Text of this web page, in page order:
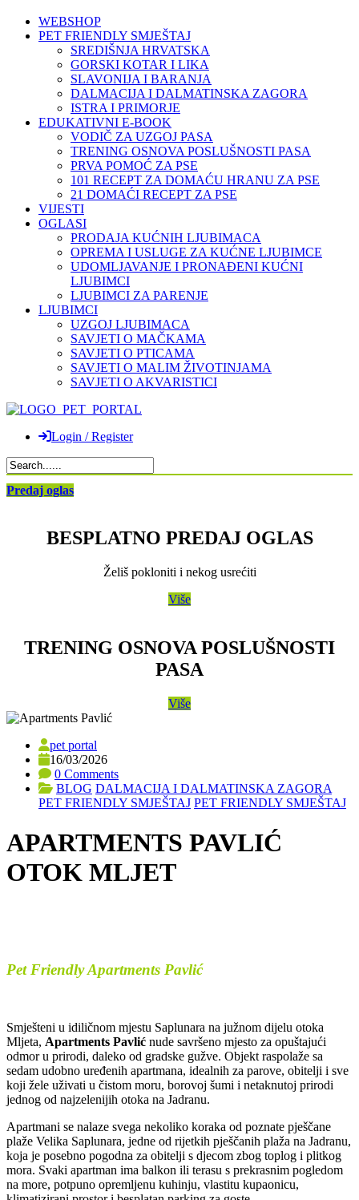
WEBSHOP
PET FRIENDLY SMJEŠTAJ
SREDIŠNJA HRVATSKA
GORSKI KOTAR I LIKA
SLAVONIJA I BARANJA
DALMACIJA I DALMATINSKA ZAGORA
ISTRA I PRIMORJE
EDUKATIVNI E-BOOK
VODIČ ZA UZGOJ PASA
TRENING OSNOVA POSLUŠNOSTI PASA
PRVA POMOĆ ZA PSE
101 RECEPT ZA DOMAĆU HRANU ZA PSE
21 DOMAĆI RECEPT ZA PSE
VIJESTI
OGLASI
PRODAJA KUĆNIH LJUBIMACA
OPREMA I USLUGE ZA KUĆNE LJUBIMCE
UDOMLJAVANJE I PRONAĐENI KUĆNI
LJUBIMCI
LJUBIMCI ZA PARENJE
LJUBIMCI
UZGOJ LJUBIMACA
SAVJETI O MAČKAMA
SAVJETI O PTICAMA
SAVJETI O MALIM ŽIVOTINJAMA
SAVJETI O AKVARISTICI
Login / Register
Predaj oglas
BESPLATNO PREDAJ OGLAS
Želiš pokloniti i nekog usrećiti
Više
TRENING OSNOVA POSLUŠNOSTI
PASA
Više
pet portal
16/03/2026
0 Comments
BLOG DALMACIJA I DALMATINSKA ZAGORA
PET FRIENDLY SMJEŠTAJ PET FRIENDLY SMJEŠTAJ
APARTMENTS PAVLIĆ
OTOK MLJET
Pet Friendly Apartments Pavlić
Smješteni u idiličnom mjestu Saplunara na južnom dijelu otoka
Mljeta, Apartments Pavlić nude savršeno mjesto za opuštajući
odmor u prirodi, daleko od gradske gužve. Objekt raspolaže sa
sedam udobno uređenih apartmana, idealnih za parove, obitelji i sve
koji žele uživati u čistom moru, borovoj šumi i netaknutoj prirodi
jednog od najzelenijih otoka na Jadranu.
Apartmani se nalaze svega nekoliko koraka od poznate pješčane
plaže Velika Saplunara, jedne od rijetkih pješčanih plaža na Jadranu,
koja je posebno pogodna za obitelji s djecom zbog toplog i plitkog
mora. Svaki apartman ima balkon ili terasu s prekrasnim pogledom
na more, potpuno opremljenu kuhinju, vlastitu kupaonicu,